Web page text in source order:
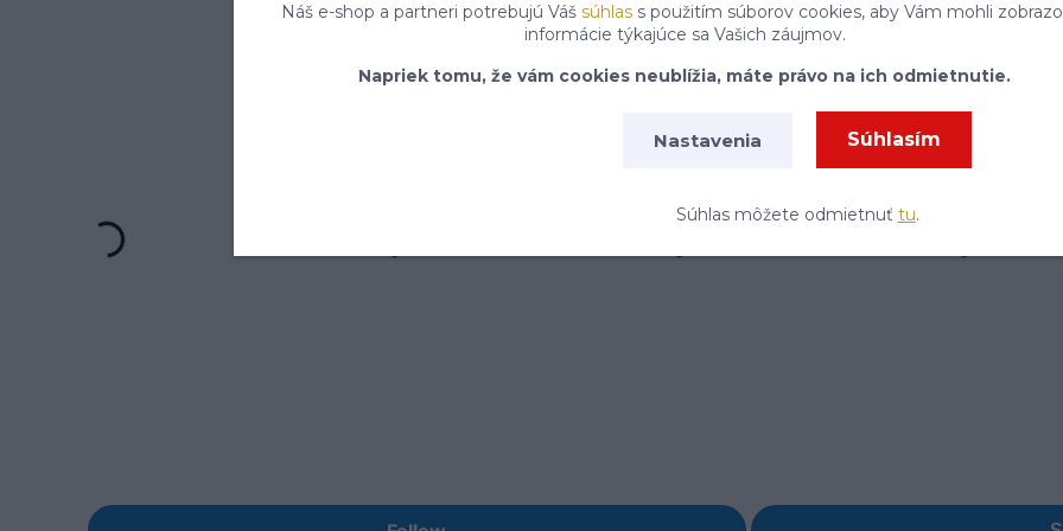
Náš e-shop a partneri potrebujú Váš súhlass použitím súborov cookies, aby Vám mohli
informácie týkajúce sa Vašich záujmov.
Napriek tomu, že vám cookies neublížia, máte právo na ich odmietnutie.
Nastavenia Súhlasím
Súhlas môžete odmietnuť tu.